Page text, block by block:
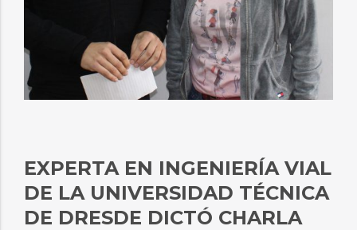
EXPERTA EN INGENIERÍA VIAL
DE LA UNIVERSIDAD TÉCNICA
DE DRESDE DICTÓ CHARLA